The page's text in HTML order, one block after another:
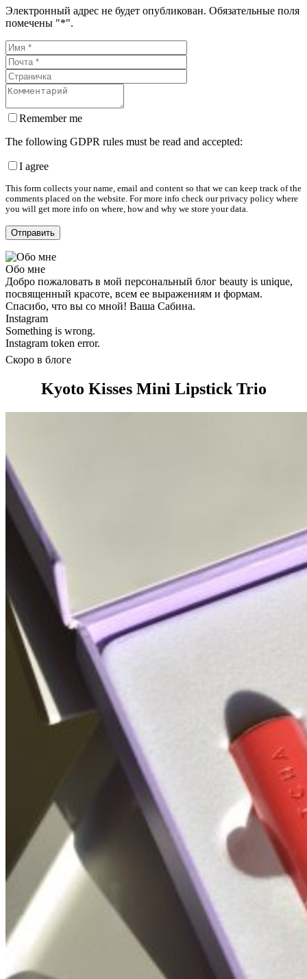
Электронный адрес не будет опубликован. Обязательные поля
помечены "*".
Remember me
The following GDPR rules must be read and accepted:
I agree
This form collects your name, email and content so that we can keep track of the
comments placed on the website. For more info check our privacy policy where
you will get more info on where, how and why we store your data.
Обо мне
Добро пожаловать в мой персональный блог beauty is unique,
посвященный красоте, всем ее выражениям и формам.
Спасибо, что вы со мной! Ваша Сабина.
Instagram
Something is wrong.
Instagram token error.
Скоро в блоге
Kyoto Kisses Mini Lipstick Trio